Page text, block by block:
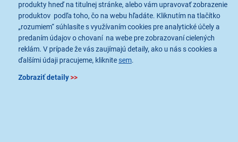
produkty hneď na titulnej stránke, alebo vám upravovať zobrazenie
produktov podľa toho, čo na webu hľadáte. Kliknutím na tlačítko
„rozumiem“ súhlasíte s využívaním cookies pre analytické účely a
predaním údajov o chovaní na webe pre zobrazovaní cielených
reklám. V prípade že vás zaujímajú detaily, ako u nás s cookies a
ďalšími údaji pracujeme, kliknite sem.
Zobraziť detaily>>
Parametre
K dispozícii nie je žiaden
Použité obrázky sú iba ilustratívne a technické špecifikácie sa môžu v